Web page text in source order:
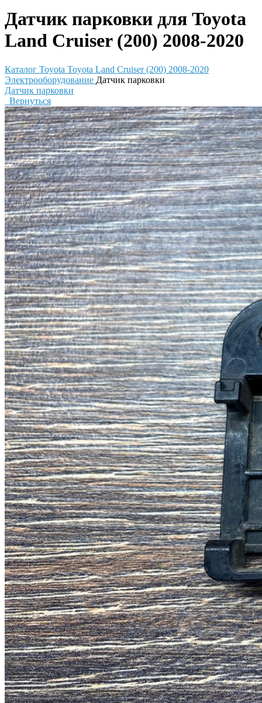
Датчик парковки для Toyota
Land Cruiser (200) 2008-2020
Каталог Toyota Toyota Land Cruiser (200) 2008-2020
Электрооборудование Датчик парковки
Датчик парковки
Вернуться